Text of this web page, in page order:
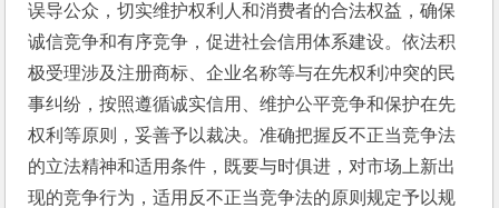
误导公众，切实维护权利人和消费者的合法权益，确保
诚信竞争和有序竞争，促进社会信用体系建设。依法积
极受理涉及注册商标、企业名称等与在先权利冲突的民
事纠纷，按照遵循诚实信用、维护公平竞争和保护在先
权利等原则，妥善予以裁决。准确把握反不正当竞争法
的立法精神和适用条件，既要与时俱进，对市场上新出
现的竞争行为，适用反不正当竞争法的原则规定予以规